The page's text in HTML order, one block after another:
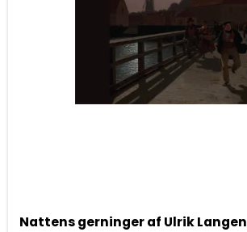
Nattens gerninger af Ulrik Langen